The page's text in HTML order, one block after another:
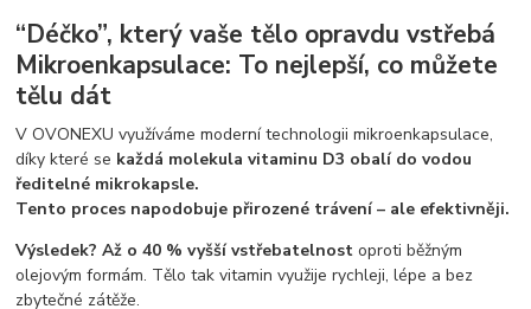
“Déčko”, který vaše tělo opravdu vstřebá
Mikroenkapsulace: To nejlepší, co můžete
tělu dát
V OVONEXU využíváme moderní technologii mikroenkapsulace,
díky které se každá molekula vitaminu D3 obalí do vodou
ředitelné mikrokapsle.
Tento proces napodobuje přirozené trávení – ale efektivněji.
Výsledek? Až o 40 % vyšší vstřebatelnost oproti běžným
olejovým formám. Tělo tak vitamin využije rychleji, lépe a bez
zbytečné zátěže.